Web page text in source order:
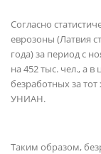
Согласно
еврозоны (Латвия
года) за период с
на 452 тыс. чел., а в
безработных за
УНИАН.
Таким образом,